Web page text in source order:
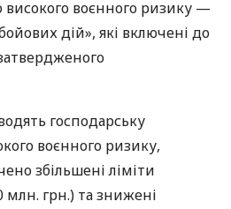
воєнного ризику —
дій», які включені до
господарську
воєнного ризику,
збільшені ліміти
млн. грн.) та знижені